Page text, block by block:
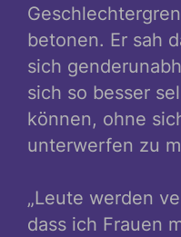
betonen. Er sah
sich
sich so besser
können, ohne
unterwerfen zu
„Leute werden
dass ich Frauen